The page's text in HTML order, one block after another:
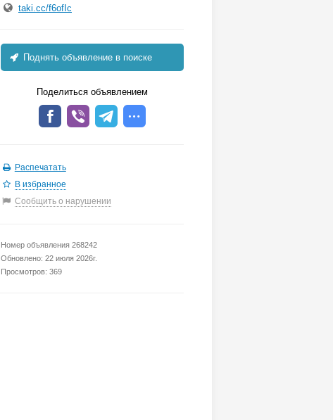
taki.cc/f6ofIc
Поднять объявление в поиске
Поделиться объявлением
Распечатать
В избранное
Сообщить о нарушении
Номер объявления 268242
Обновлено: 22 июля 2026г.
Просмотров: 369